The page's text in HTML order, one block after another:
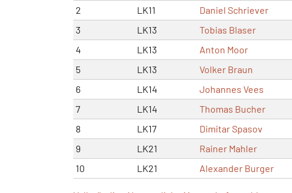
2
LK11 Daniel Schriever
3
LK13 Tobias Blaser
4
LK13 Anton Moor
5
LK13 Volker Braun
6
LK14 Johannes Vees
7
LK14 Thomas Bucher
8
LK17 Dimitar Spasov
9
LK21 Rainer Mahler
10
LK21 Alexander Burger